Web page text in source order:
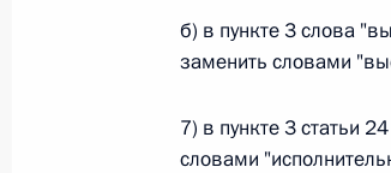
О внесении изменений
Федерального закона
б) в пункте 3 слова
заменить словами
7) в пункте 3 статьи
словами